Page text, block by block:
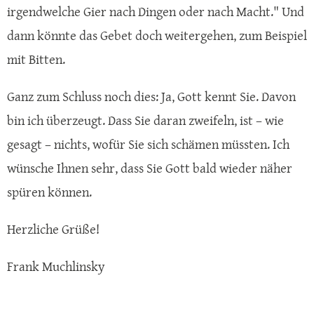
irgendwelche Gier nach Dingen oder nach Macht." Und
dann könnte das Gebet doch weitergehen, zum Beispiel
mit Bitten.
Ganz zum Schluss noch dies: Ja, Gott kennt Sie. Davon
bin ich überzeugt. Dass Sie daran zweifeln, ist – wie
gesagt – nichts, wofür Sie sich schämen müssten. Ich
wünsche Ihnen sehr, dass Sie Gott bald wieder näher
spüren können.
Herzliche Grüße!
Frank Muchlinsky